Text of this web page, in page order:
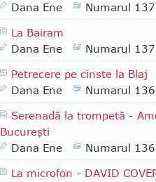
Dana Ene
Numarul
La Bairam
Dana Ene
Numarul
Petrecere pe cinste la Blaj
Dana Ene
Numarul
Serenadă la trompetă -
Bucureşti
Dana Ene
Numarul
La microfon - DAVID